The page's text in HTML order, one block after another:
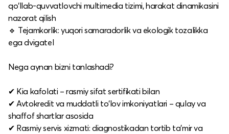
qo‘llab-quvvatlovchi multimedia tizimi, harakat dinamikasini
nazorat qilish
🔹 Tejamkorlik: yuqori samaradorlik va ekologik tozalikka
ega dvigatel
Nega aynan bizni tanlashadi?
✔ Kia kafolati – rasmiy sifat sertifikati bilan
✔ Avtokredit va muddatli to‘lov imkoniyatlari – qulay va
shaffof shartlar asosida
✔ Rasmiy servis xizmati: diagnostikadan tortib ta’mir va